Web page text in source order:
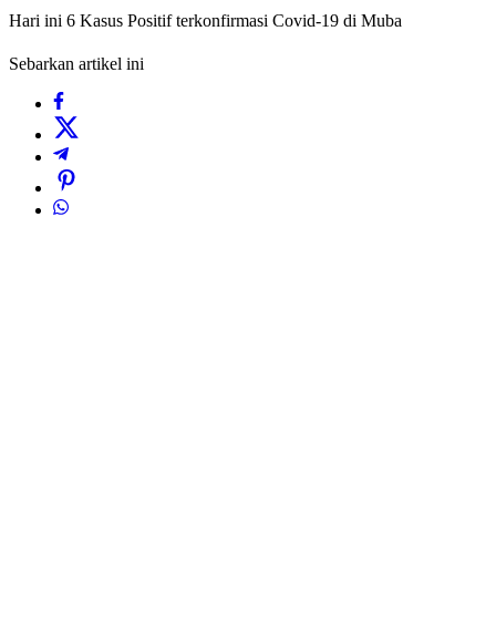
Hari ini 6 Kasus Positif terkonfirmasi Covid-19 di Muba
Sebarkan artikel ini